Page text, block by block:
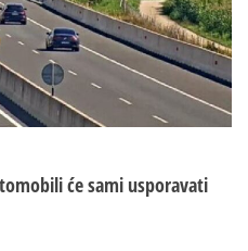
će sami usporavati